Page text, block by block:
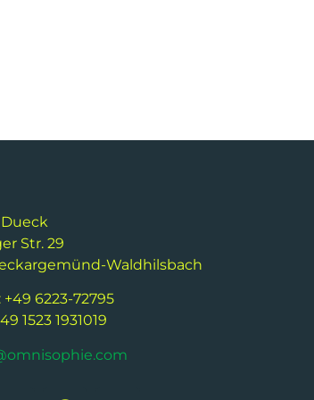
Str. 29
Waldhilsbach
+49 6223-72795
1523 1931019